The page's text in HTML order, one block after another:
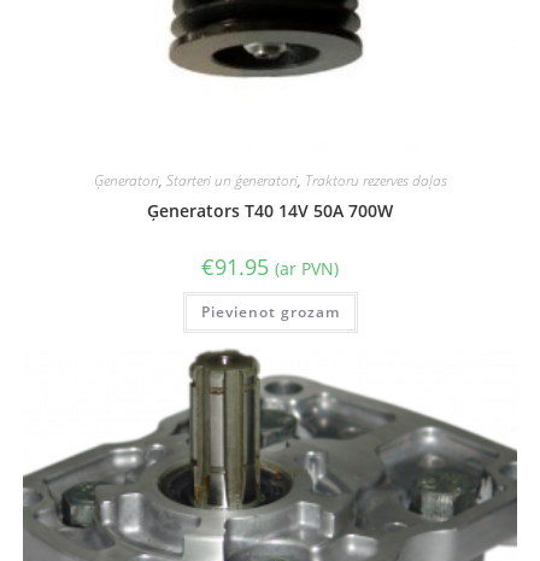
Ģeneratori, Starteri un ģeneratori, Traktoru rezerves daļas
Ģenerators T40 14V 50A 700W
€91.95 (ar PVN)
Pievienot grozam